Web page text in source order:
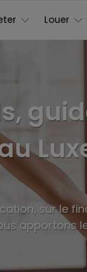
Louer
sur le
apportons